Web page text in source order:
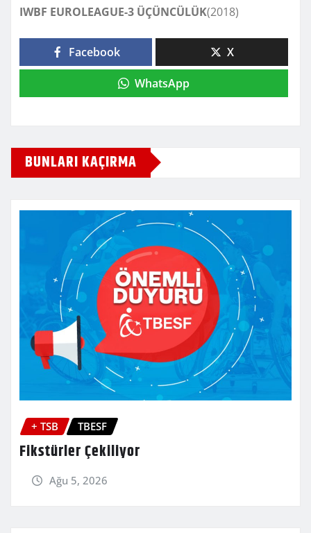
IWBF EUROLEAGUE-3 ÜÇÜNCÜLÜK(2018)
Facebook X
WhatsApp
BUNLARI KAÇIRMA
+ TSB TBESF
Fikstürler Çekiliyor
Ağu 5, 2026